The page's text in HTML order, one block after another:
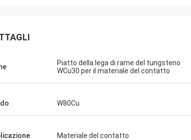
Piatto della lega di rame del tungsteno
WCu30 per il materiale del contatto
W80Cu
Materiale del contatto